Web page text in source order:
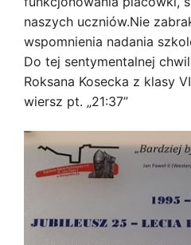
naszych uczniów.Nie
wspomnienia nadania
Do tej sentymentalnej
Roksana Kosecka z klasy
wiersz pt. „21:37”